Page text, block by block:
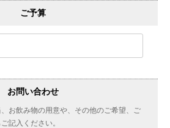
ご予算
お問い合わせ
お飲み物の用意や、その他のご希望、ご
記入ください。